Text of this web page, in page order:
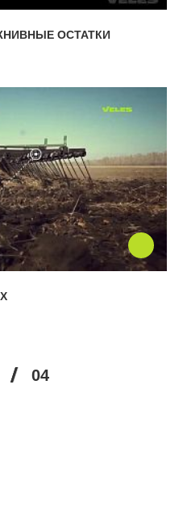
ОСТАТКИ
0203 04